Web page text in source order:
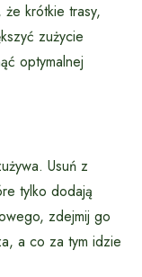
krótkie trasy,
zużycie
optymalnej
Usuń z
tylko dodają
zdejmij go
a co za tym idzie